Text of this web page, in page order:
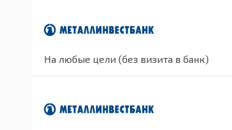
На любые цели (без визита в банк)